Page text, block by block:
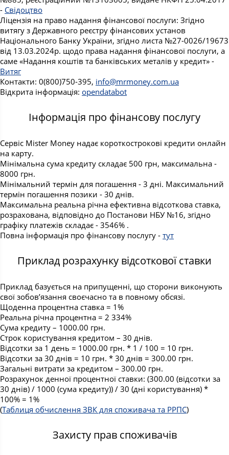
- Свідоцтво
Ліцензія на право надання фінансової послуги: Згідно
витягу з Державного реєстру фінансових установ
Національного Банку України, згідно листа №27-0026/19673
від 13.03.2024р. щодо права надання фінансової послуги, а
саме «Надання коштів та банківських металів у кредит» -
Витяг
Контакти: 0(800)750-395, info@mrmoney.com.ua
Відкрита інформація: opendatabot
Інформація про фінансову послугу
Сервіс Mister Money надає короткострокові кредити онлайн
на карту.
Мінімальна сума кредиту складає 500 грн, максимальна -
8000 грн.
Мінімальний термін для погашення - 3 дні. Максимальний
термін погашення позики - 30 днів.
Максимальна реальна річна ефективна відсоткова ставка,
розрахована, відповідно до Постанови НБУ №16, згідно
графіку платежів складає - 3546% .
Повна інформація про фінансову послугу - тут
Приклад розрахунку відсоткової ставки
Приклад базується на припущенні, що сторони виконують
свої зобов’язання своєчасно та в повному обсязі.
Щоденна процентна ставка = 1%
Реальна річна процентна = 2 334%
Сума кредиту – 1000.00 грн.
Строк користування кредитом – 30 днів.
Відсотки за 1 день = 1000.00 грн. * 1 / 100 = 10 грн.
Відсотки за 30 днів = 10 грн. * 30 днів = 300.00 грн.
Загальні витрати за кредитом – 300.00 грн.
Розрахунок денної процентної ставки: (300.00 (відсотки за
30 днів) / 1000 (сума кредиту)) / 30 (дні користування) *
100% = 1%
(Таблиця обчислення ЗВК для споживача та РРПС)
Захисту прав споживачів